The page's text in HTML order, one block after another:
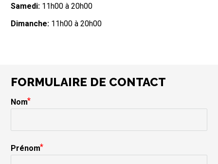
Samedi: 11h00 à 20h00
Dimanche: 11h00 à 20h00
FORMULAIRE DE CONTACT
Nom
Prénom